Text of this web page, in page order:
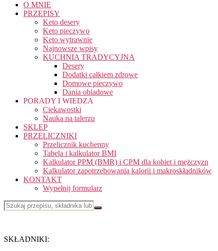
O MNIE
PRZEPISY
Keto desery
Keto pieczywo
Keto wytrawnie
Najnowsze wpisy
KUCHNIA TRADYCYJNA
Desery
Dodatki całkiem zdrowe
Domowe pieczywo
Dania obiadowe
PORADY I WIEDZA
Ciekawostki
Nauka na talerzu
SKLEP
PRZELICZNIKI
Przelicznik kuchenny
Tabela i kalkulator BMI
Kalkulator PPM (BMR) i CPM dla kobiet i mężczyzn
Kalkulator zapotrzebowania kalorii i makroskładników
KONTAKT
Wypełnij formularz
SKŁADNIKI: